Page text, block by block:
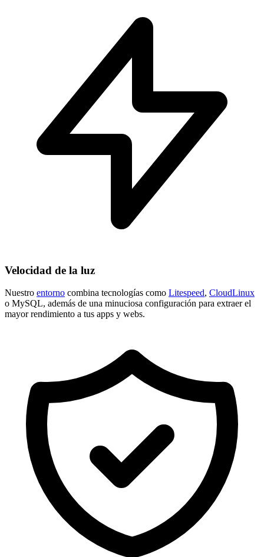
Velocidad de la luz
Nuestro entorno combina tecnologías como Litespeed, CloudLinux
o MySQL, además de una minuciosa configuración para extraer el
mayor rendimiento a tus apps y webs.